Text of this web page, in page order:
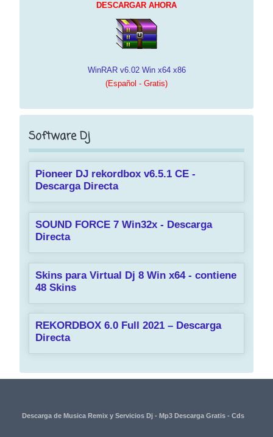
DESCARGAR AHORA
WinRAR v6.02 Win x64 x86
(Español - Gratis)
Software Dj
Pioneer DJ rekordbox v6.5.1 CE -
Descarga Directa
SOUND FORCE 7 Win32x - Descarga
Directa
Skins para Virtual Dj 8 Win x64 - contiene
48 Skins
REKORDBOX 6.0 Full 2021 – Descarga
Directa
Descarga de Musica Remix y Servicios Dj - Mp3 Descarga Gratis - Cds